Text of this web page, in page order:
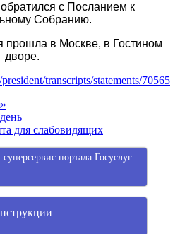
с Посланием к
Собранию.
прошла в Москве, в Гостином
дворе.
transcripts/statements/70565
для слабовидящих
портала Госуслуг